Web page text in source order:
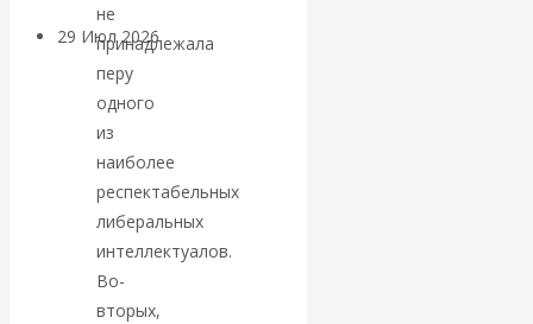
29 Июл 2026Мировая
финансовая олигархия
Валентин
Катасонов.
«Мировые
ростовщики»:
не
принадлежала
перу
одного
из
наиболее
респектабельных
либеральных
интеллектуалов.
Во-
вторых,